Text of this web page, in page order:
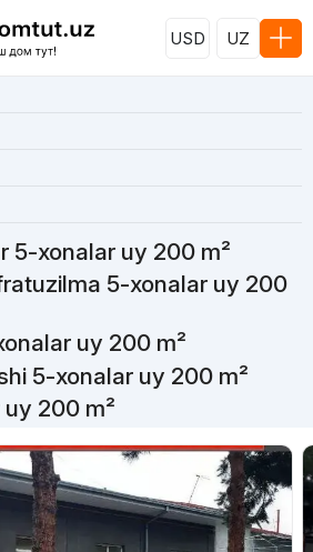
USD UZ
5-xonalar uy 200 m²
5-xonalar uy 200
uy 200 m²
5-xonalar uy 200 m²
200 m²